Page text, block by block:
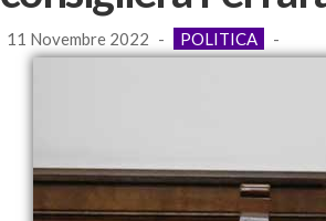
11 Novembre 2022 - POLITICA -